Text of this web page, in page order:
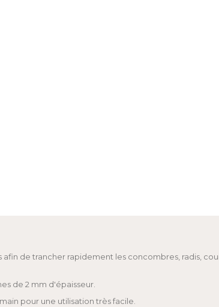
afin de trancher rapidement les concombres, radis,
de 2 mm d'épaisseur.
pour une utilisation très facile.